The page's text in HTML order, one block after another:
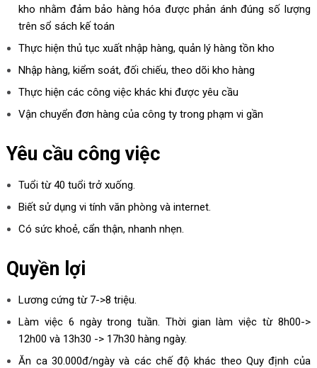
kho nhằm đảm bảo hàng hóa được phản ánh đúng số lượng
trên sổ sách kế toán
Thực hiện thủ tục xuất nhập hàng, quản lý hàng tồn kho
Nhập hàng, kiểm soát, đối chiếu, theo dõi kho hàng
Thực hiện các công việc khác khi được yêu cầu
Vận chuyển đơn hàng của công ty trong phạm vi gần
Yêu cầu công việc
Tuổi từ 40 tuổi trở xuống.
Biết sử dụng vi tính văn phòng và internet.
Có sức khoẻ, cẩn thận, nhanh nhẹn.
Quyền lợi
Lương cứng từ 7->8 triệu.
Làm việc 6 ngày trong tuần. Thời gian làm việc từ 8h00->
12h00 và 13h30 -> 17h30 hàng ngày.
Ăn ca 30.000đ/ngày và các chế độ khác theo Quy định của